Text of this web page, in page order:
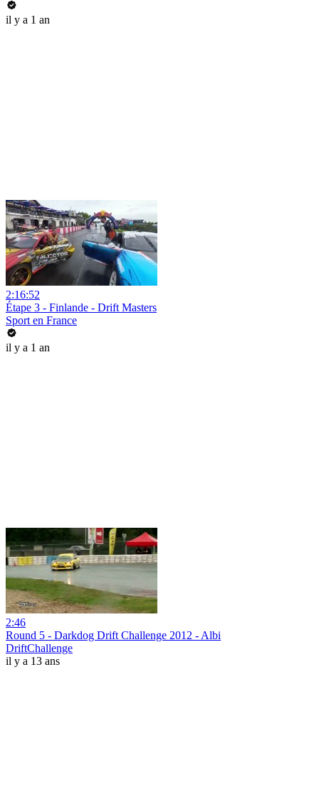
il y a 1 an
2:16:52
Étape 3 - Finlande - Drift Masters
Sport en France
il y a 1 an
2:46
Round 5 - Darkdog Drift Challenge 2012 - Albi
DriftChallenge
il y a 13 ans